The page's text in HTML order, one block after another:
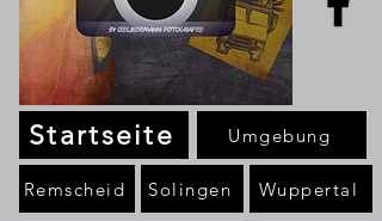
Startseite
Remscheid Solingen Wuppertal
Umgebung